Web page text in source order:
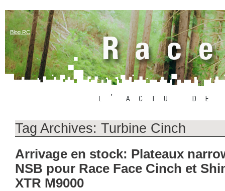
Blog RC
Tag Archives: Turbine Cinch
Arrivage en stock: Plateaux
NSB pour Race Face Cinch et
XTR M9000